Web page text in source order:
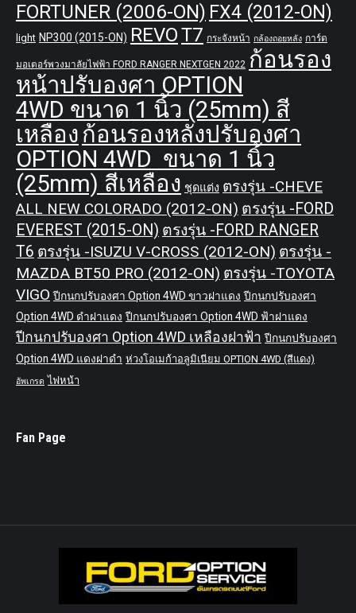
FORTUNER (2006-ON) FX4 (2012-ON)
light NP300 (2015-ON) REVOT7 กระจังหน้า กล้องถอยหลัง การ์ด
มอเตอร์พวงมาลัยไฟฟ้า FORD RANGER NEXTGEN 2022 ก้อนรอง
หน้าปรับองศา OPTION
4WD ขนาด 1 นิ้ว (25mm) สี
เหลือง ก้อนรองหลังปรับองศา
OPTION 4WD ขนาด 1 นิ้ว
(25mm) สีเหลือง ชุดแต่ง ตรงรุ่น -CHEVE
ALL NEW COLORADO (2012-ON) ตรงรุ่น -FORD
EVEREST (2015-ON) ตรงรุ่น -FORD RANGER
T6 ตรงรุ่น -ISUZU V-CROSS (2012-ON) ตรงรุ่น -
MAZDA BT50 PRO (2012-ON) ตรงรุ่น -TOYOTA
VIGO ปีกนกปรับองศา Option 4WD ขาวฝาแดง ปีกนกปรับองศา
Option 4WD ดำฝาแดง ปีกนกปรับองศา Option 4WD ฟ้าฝาแดง
ปีกนกปรับองศา Option 4WD เหลืองฝาฟ้า ปีกนกปรับองศา
Option 4WD แดงฝาดำ ห่วงโอเมก้าอลูมิเนียม OPTION 4WD (สีแดง)
อัพเกรด ไฟหน้า
Fan Page